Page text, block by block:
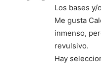
Los bases
Me gusta
inmenso,
revulsivo.
Hay